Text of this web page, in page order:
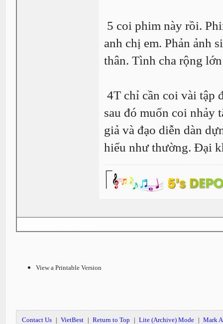
5 coi phim này rồi.
anh chị em. Phản ảnh
thân. Tình cha rộng
4T chỉ cần coi vài tập
sau đó muốn coi nhảy
giả và đạo diễn dàn
hiểu như thường. Đại
View a Printable Version
Contact Us VietBest Return to Top Lite (Archive) Mode Mark